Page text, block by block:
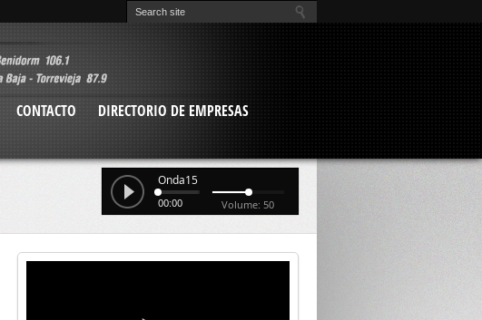
CONTACTO
DIRECTORIO DE EMPRESAS
Onda15
00:00 Volume: 50